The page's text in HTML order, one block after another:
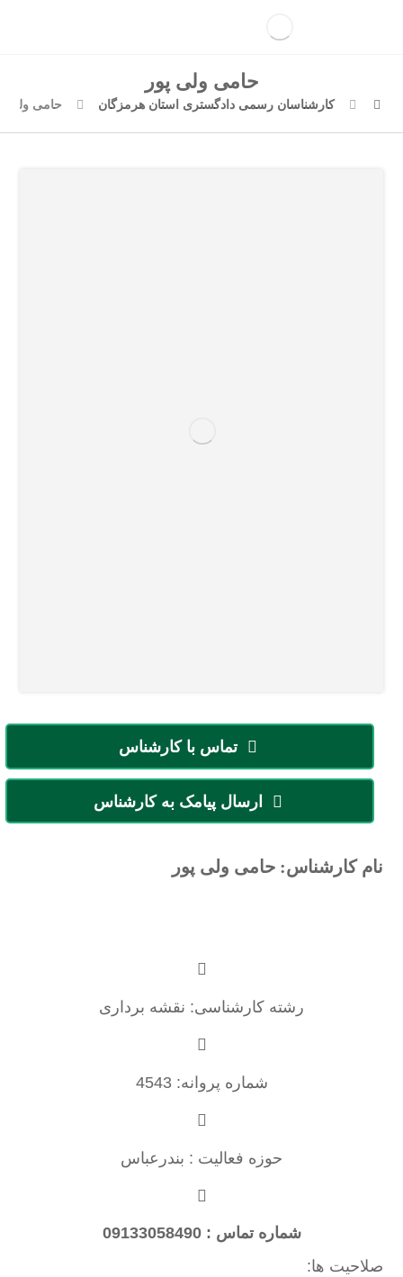
حامی ولی پور
کارشناسان رسمی دادگستری استان هرمزگان حامی ولی
تماس با کارشناس
ارسال پیامک به کارشناس
نام کارشناس: حامی ولی پور
رشته کارشناسی: نقشه برداری
شماره پروانه: 4543
حوزه فعالیت : بندرعباس
شماره تماس : 09133058490
صلاحیت ها: